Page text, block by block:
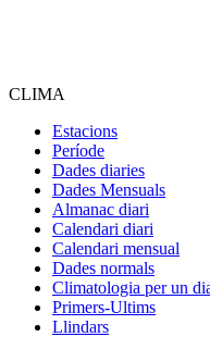
CLIMA
Estacions
Període
Dades diaries
Dades Mensuals
Almanac diari
Calendari diari
Calendari mensual
Dades normals
Climatologia per un
Primers-Ultims
Llindars